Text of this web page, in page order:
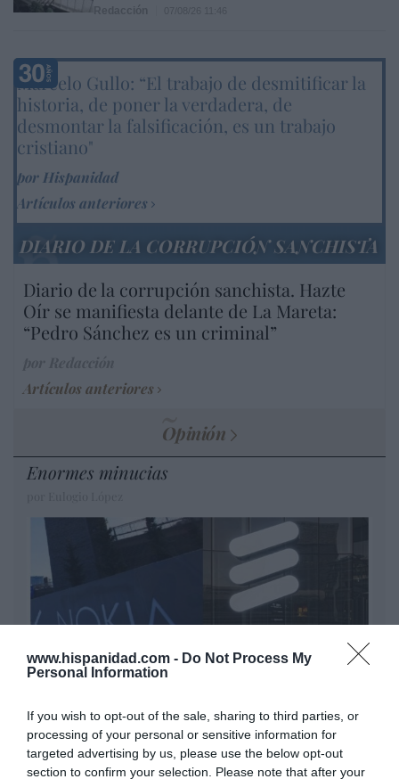
www.hispanidad.com - Do Not Process My
Personal Information
If you wish to opt-out of the sale, sharing to third parties, or
processing of your personal or sensitive information for
targeted advertising by us, please use the below opt-out
section to confirm your selection. Please note that after your
Marcelo Gullo: “El trabajo de desmitificar la
historia, de poner la verdadera, de
desmontar la falsificación, es un trabajo
cristiano"
por Hispanidad
Artículos anteriores
DIARIO DE LA CORRUPCIÓN SANCHISTA
Diario de la corrupción sanchista. Hazte
Oír se manifiesta delante de La Mareta:
“Pedro Sánchez es un criminal”
Artículos anteriores
Opinión
Enormes minucias
Nokia, Ericsson... Huawei: lo que importan
son las patentes
Eulogio López